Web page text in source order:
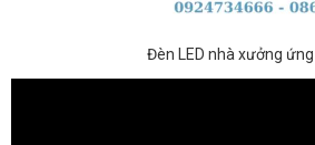
Đèn LED nhà xưởng